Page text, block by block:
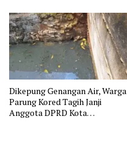
Dikepung Genangan Air, Warga
Parung Kored Tagih Janji
Anggota DPRD Kota